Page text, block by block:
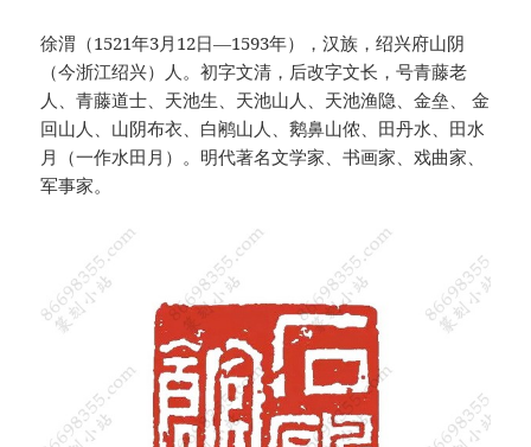
徐渭（1521年3月12日—1593年），汉族，绍兴府山阴
（今浙江绍兴）人。初字文清，后改字文长，号青藤老
人、青藤道士、天池生、天池山人、天池渔隐、金垒、 金
回山人、山阴布衣、白鹇山人、鹅鼻山侬、田丹水、田水
月（一作水田月）。明代著名文学家、书画家、戏曲家、
军事家。